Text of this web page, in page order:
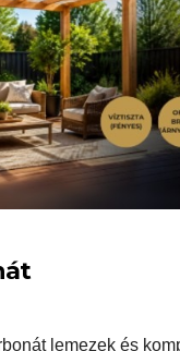
lemezek és